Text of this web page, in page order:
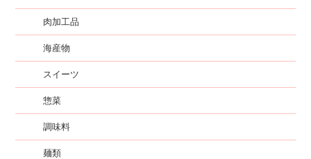
肉加工品
海産物
スイーツ
惣菜
調味料
麺類